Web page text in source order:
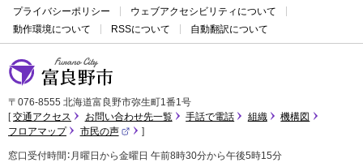
プライバシーポリシー
ウェブアクセシビリティについて
動作環境について
RSSについて 自動翻訳について
〒076-8555 北海道富良野市弥生町1番1号
交通アクセス
お問い合わせ先一覧 手話で電話 組織
機構図
フロアマップ
市民の声
外
部
窓口受付時間：月曜日から金曜日 午前8時30分から午後5時15分